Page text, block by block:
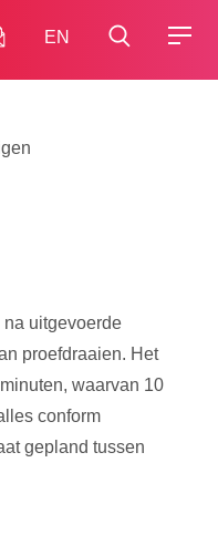
EN
uitgevoerde
proefdraaien. Het
waarvan 10
conform
gepland tussen